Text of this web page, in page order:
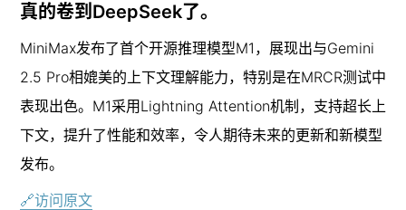
真的卷到DeepSeek了。
MiniMax发布了首个开源推理模型M1，展现出与Gemini
2.5 Pro相媲美的上下文理解能力，特别是在MRCR测试中
表现出色。M1采用Lightning Attention机制，支持超长上
下文，提升了性能和效率，令人期待未来的更新和新模型
发布。
🔗访问原文